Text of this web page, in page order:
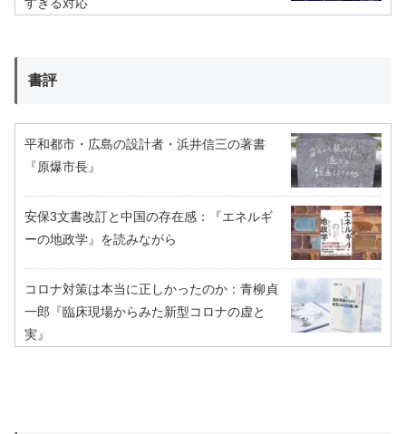
書評
平和都市・広島の設計者・浜井信三の著書
『原爆市長』
安保3文書改訂と中国の存在感：『エネルギ
ーの地政学』を読みながら
コロナ対策は本当に正しかったのか：青柳貞
一郎『臨床現場からみた新型コロナの虚と
実』